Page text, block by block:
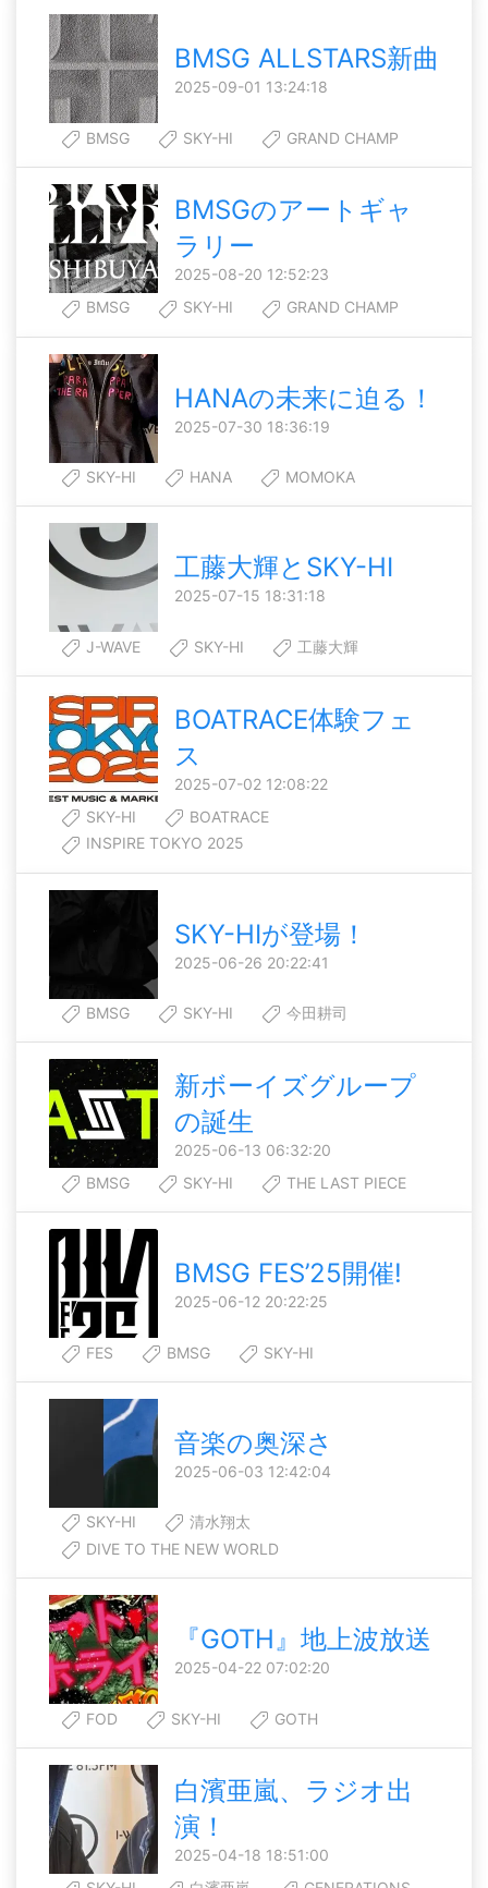
BMSG ALLSTARS新曲
2025-09-01 13:24:18
BMSG SKY-HI GRAND CHAMP
BMSGのアートギャ
ラリー
2025-08-20 12:52:23
BMSG
SKY-HI GRAND CHAMP
HANAの未来に迫る！
2025-07-30 18:36:19
SKY-HI HANA MOMOKA
工藤大輝とSKY-HI
2025-07-15 18:31:18
J-WAVE SKY-HI 工藤大輝
BOATRACE体験フェ
ス
2025-07-02 12:08:22
SKY-HI
BOATRACE
INSPIRE TOKYO 2025
SKY-HIが登場！
2025-06-26 20:22:41
BMSG SKY-HI 今田耕司
新ボーイズグループ
の誕生
2025-06-13 06:32:20
BMSG
SKY-HI THE LAST PIECE
BMSG FES’25開催!
2025-06-12 20:22:25
FES BMSG SKY-HI
音楽の奥深さ
2025-06-03 12:42:04
SKY-HI
清水翔太
DIVE TO THE NEW WORLD
『GOTH』地上波放送
2025-04-22 07:02:20
FOD SKY-HI GOTH
白濱亜嵐、ラジオ出
演！
2025-04-18 18:51:00